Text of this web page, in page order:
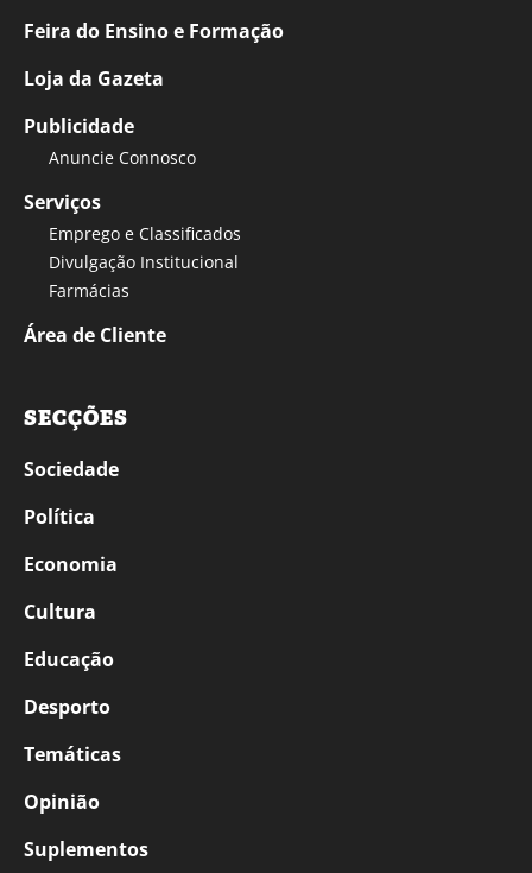
Feira do Ensino e Formação
Loja da Gazeta
Publicidade
Anuncie Connosco
Serviços
Emprego e Classificados
Divulgação Institucional
Farmácias
Área de Cliente
SECÇÕES
Sociedade
Política
Economia
Cultura
Educação
Desporto
Temáticas
Opinião
Suplementos